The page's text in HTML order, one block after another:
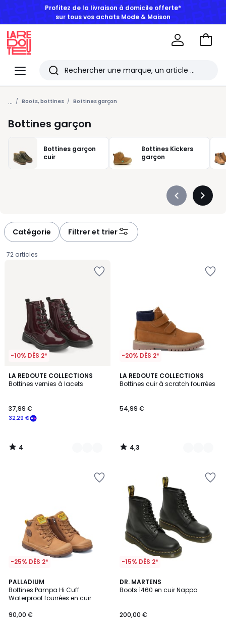
Menu
Redoute
Rechercher
Les
derniers
articles
consultés
Aller
... Boots, bottines Bottines garçon
Bottines garçon
Bottines garçon
cuir
Bottines Kickers
garçon
Précédent
Catégorie Filtrer et trier
72 articles
-10% DÈS 2*
LA REDOUTE COLLECTIONS
Bottines vernies à lacets
€
souscrivez
notre
programme
32,29 €
37,99 €
4
/
3
Couleurs
4
/
-20% DÈS 2*
LA REDOUTE COLLECTIONS
Bottines cuir à scratch fourrées
54,99 €
4,3
/ 5
2
Couleurs
4,3
/
-25% DÈS 2*
PALLADIUM
Bottines Pampa Hi Cuff
Waterproof fourrées en cuir
90,00 €
4
/
5
-15% DÈS 2*
DR. MARTENS
Boots 1460 en cuir Nappa
200,00 €
3,5
/ 5